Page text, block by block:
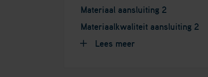
Materiaal aansluiting 2
Materiaalkwaliteit aansluiting 2
Lees meer